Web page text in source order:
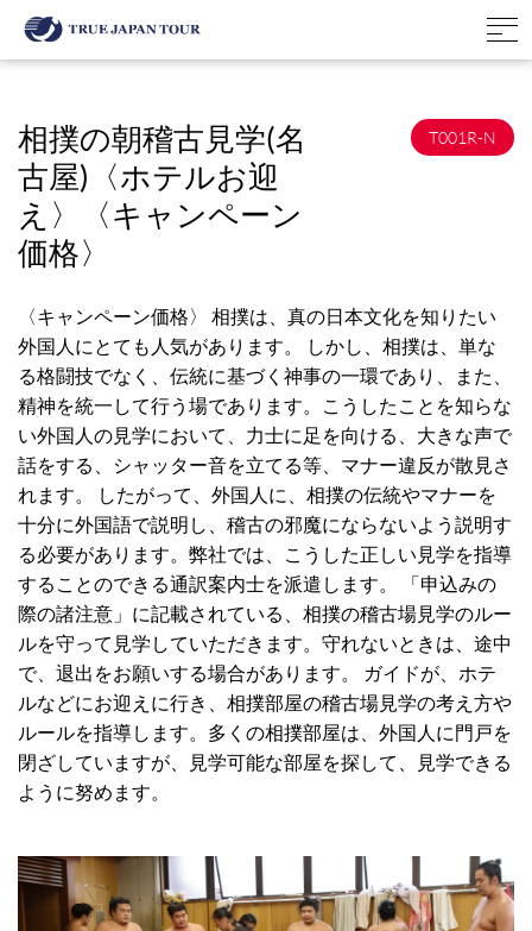
相撲の朝稽古見学(名
古屋)〈ホテルお迎
え〉〈キャンペーン
価格〉
T001R-N
〈キャンペーン価格〉 相撲は、真の日本文化を知りたい
外国人にとても人気があります。 しかし、相撲は、単な
る格闘技でなく、伝統に基づく神事の一環であり、また、
精神を統一して行う場であります。こうしたことを知らな
い外国人の見学において、力士に足を向ける、大きな声で
話をする、シャッター音を立てる等、マナー違反が散見さ
れます。 したがって、外国人に、相撲の伝統やマナーを
十分に外国語で説明し、稽古の邪魔にならないよう説明す
る必要があります。弊社では、こうした正しい見学を指導
することのできる通訳案内士を派遣します。 「申込みの
際の諸注意」に記載されている、相撲の稽古場見学のルー
ルを守って見学していただきます。守れないときは、途中
で、退出をお願いする場合があります。 ガイドが、ホテ
ルなどにお迎えに行き、相撲部屋の稽古場見学の考え方や
ルールを指導します。多くの相撲部屋は、外国人に門戸を
閉ざしていますが、見学可能な部屋を探して、見学できる
ように努めます。